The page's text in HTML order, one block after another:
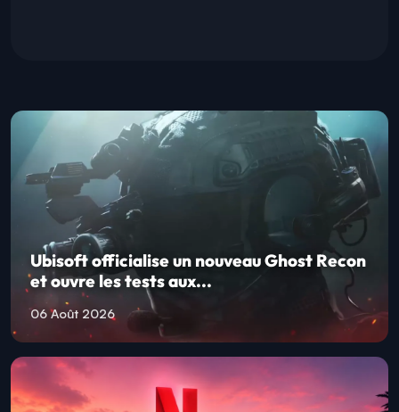
Ubisoft officialise un nouveau Ghost Recon
et ouvre les tests aux...
06 Août 2026